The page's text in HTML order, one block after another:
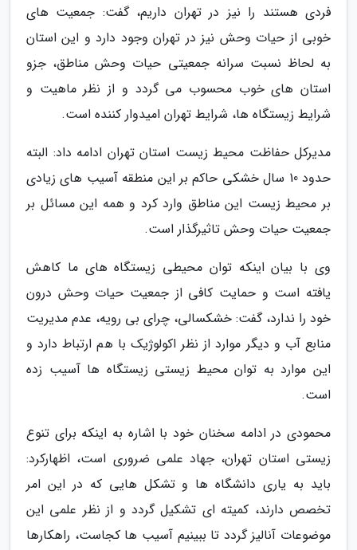
فردی هستند را نیز در تهران داریم، گفت: جمعیت های
خوبی از حیات وحش نیز در تهران وجود دارد و این استان
به لحاظ نسبت سرانه جمعیتی حیات وحش مناطق، جزو
استان های خوب محسوب می گردد و از نظر ماهیت و
شرایط زیستگاه ها، شرایط تهران امیدوار کننده است.
مدیرکل حفاظت محیط زیست استان تهران ادامه داد: البته
حدود 10 سال خشکی حاکم بر این منطقه آسیب های زیادی
بر محیط زیست این مناطق وارد کرد و همه این مسائل بر
جمعیت حیات وحش تاثیرگذار است.
وی با بیان اینکه توان محیطی زیستگاه های ما کاهش
یافته است و حمایت کافی از جمعیت حیات وحش درون
خود را ندارد، گفت: خشکسالی، چرای بی رویه، عدم مدیریت
منابع آب و دیگر موارد از نظر اکولوژیک با هم ارتباط دارد و
این موارد به توان محیط زیستی زیستگاه ها آسیب زده
است.
محمودی در ادامه سخنان خود با اشاره به اینکه برای تنوع
زیستی استان تهران، جهاد علمی ضروری است، اظهارکرد:
باید به یاری دانشگاه ها و تشکل هایی که در این امر
تخصص دارند، کمیته ای تشکیل گردد و از نظر علمی این
موضوعات آنالیز گردد تا ببینیم آسیب ها کجاست، راهکارها